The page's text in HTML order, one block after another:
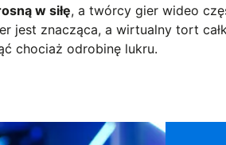
w siłę, a twórcy gier wideo
jest znacząca, a wirtualny tort
chociaż odrobinę lukru.